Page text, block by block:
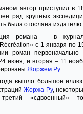
автор приступил в
ряд крупных
была отослана издателю
романа – в
с 1 января по
роман
июня, и вторая – 11
Жоржем Ру.
вышло большое
Жоржа Ру,
«сдвоенный»